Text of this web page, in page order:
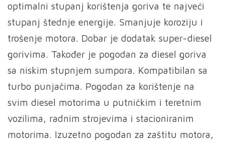
optimalni stupanj korištenja goriva te najveći
stupanj štednje energije. Smanjuje koroziju i
trošenje motora. Dobar je dodatak super-diesel
gorivima. Također je pogodan za diesel goriva
sa niskim stupnjem sumpora. Kompatibilan sa
turbo punjačima. Pogodan za korištenje na
svim diesel motorima u putničkim i teretnim
vozilima, radnim strojevima i stacioniranim
motorima. Izuzetno pogodan za zaštitu motora,